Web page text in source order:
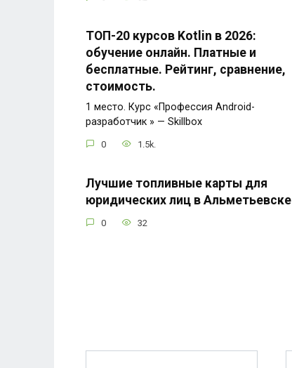
ТОП-20 курсов Kotlin в 2026:
обучение онлайн. Платные и
бесплатные. Рейтинг, сравнение,
стоимость.
1 место. Курс «Профессия Android-
разработчик » — Skillbox
0 1.5k.
Лучшие топливные карты для
юридических лиц в Альметьевске
0 32